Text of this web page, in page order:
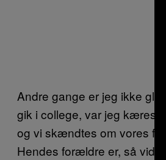
Andre gange er jeg ikke
gik i college, var jeg
og vi skændtes om vores
Hendes forældre er, så vidt